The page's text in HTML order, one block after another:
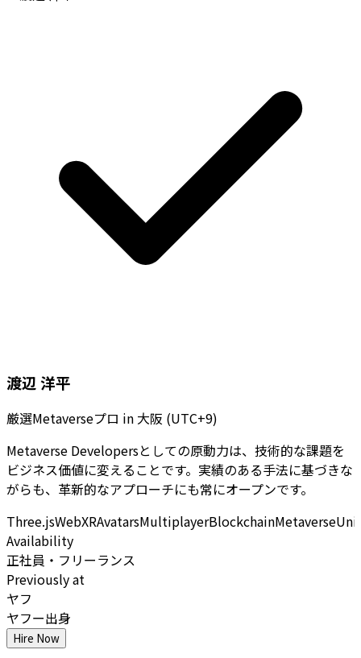
渡辺 洋平
厳選Metaverseプロ in 大阪 (UTC+9)
Metaverse Developersとしての原動力は、技術的な課題を
ビジネス価値に変えることです。実績のある手法に基づきな
がらも、革新的なアプローチにも常にオープンです。
Three.jsWebXRAvatarsMultiplayerBlockchainMetaverse
Availability
正社員・フリーランス
Previously at
ヤフ
ヤフー出身
Hire Now